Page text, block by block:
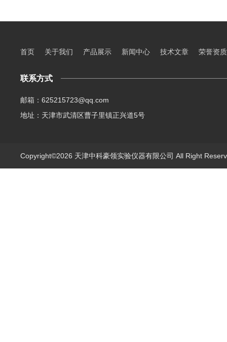
首页 关于我们 产品展示 新闻中心 技术文章 荣誉资质
联系方式
邮箱：625215723@qq.com
地址：天津市武清区曹子里镇正兴道5号
Copyright©2026 天津中科豪领实验仪器有限公司 All Right